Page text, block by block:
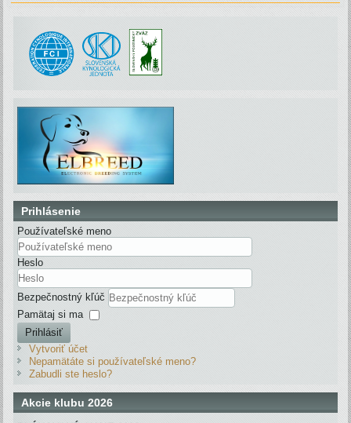
Prihlásenie
Používateľské meno
Heslo
Bezpečnostný kľúč
Pamätaj si ma
Prihlásiť
Vytvoriť účet
Nepamätáte si používateľské meno?
Zabudli ste heslo?
Akcie klubu 2026